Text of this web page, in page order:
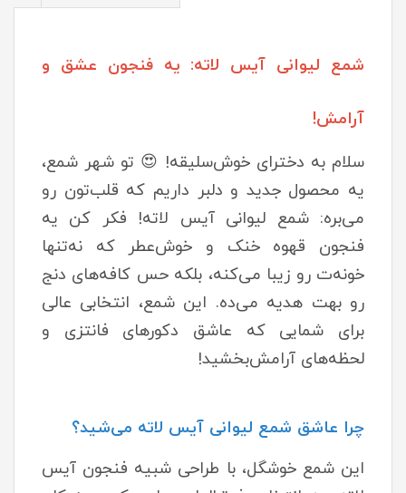
شمع لیوانی آیس لاته: یه فنجون عشق و
آرامش!
سلام به دخترای خوش‌سلیقه! 😍 تو شهر شمع،
یه محصول جدید و دلبر داریم که قلب‌تون رو
می‌بره: شمع لیوانی آیس لاته! فکر کن یه
فنجون قهوه خنک و خوش‌عطر که نه‌تنها
خونه‌ت رو زیبا می‌کنه، بلکه حس کافه‌های دنج
رو بهت هدیه می‌ده. این شمع، انتخابی عالی
برای شمایی که عاشق دکورهای فانتزی و
لحظه‌های آرامش‌بخشید!
چرا عاشق شمع لیوانی آیس لاته می‌شید؟
این شمع خوشگل، با طراحی شبیه فنجون آیس